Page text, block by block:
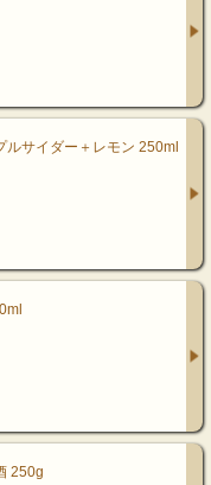
ルサイダー＋レモン 250ml
250g